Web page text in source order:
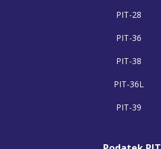
PIT-28
PIT-36
PIT-38
PIT-36L
PIT-39